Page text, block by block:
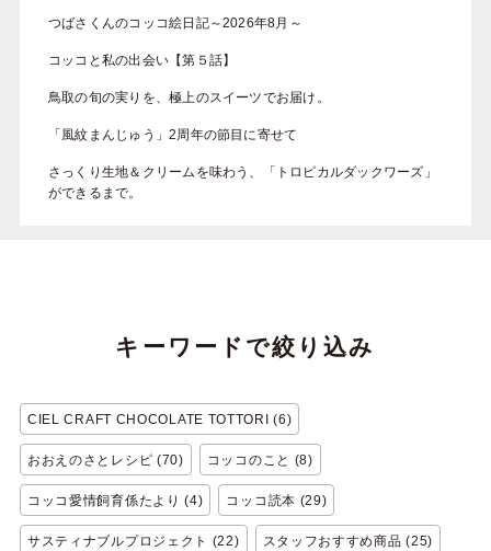
つばさくんのコッコ絵日記～2026年8月～
コッコと私の出会い【第５話】
鳥取の旬の実りを、極上のスイーツでお届け。
「風紋まんじゅう」2周年の節目に寄せて
さっくり生地＆クリームを味わう、「トロピカルダックワーズ」
ができるまで。
キーワードで絞り込み
CIEL CRAFT CHOCOLATE TOTTORI (6)
おおえのさとレシピ (70) コッコのこと (8)
コッコ愛情飼育係たより (4) コッコ読本 (29)
サスティナブルプロジェクト (22) スタッフおすすめ商品 (25)